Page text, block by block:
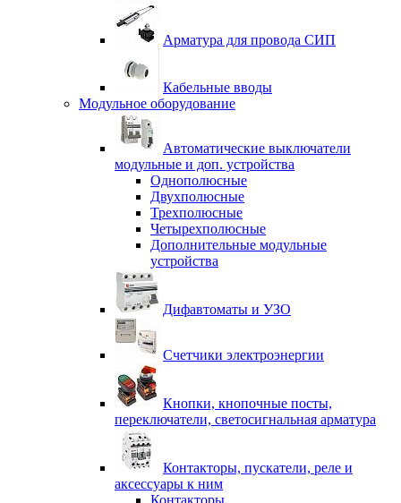
Арматура для провода СИП
Кабельные вводы
Модульное оборудование
Автоматические выключатели
модульные и доп. устройства
Однополюсные
Двухполюсные
Трехполюсные
Четырехполюсные
Дополнительные модульные
устройства
Дифавтоматы и УЗО
Счетчики электроэнергии
Кнопки, кнопочные посты,
переключатели, светосигнальная арматура
Контакторы, пускатели, реле и
аксессуары к ним
Контакторы